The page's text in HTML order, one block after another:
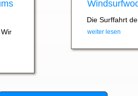
Die Surffahrt
weiter lesen